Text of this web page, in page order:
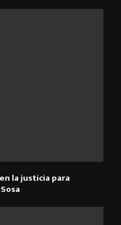
la justicia para